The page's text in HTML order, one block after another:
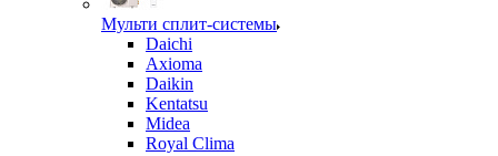
Мульти сплит-системы
Daichi
Axioma
Daikin
Kentatsu
Midea
Royal Clima